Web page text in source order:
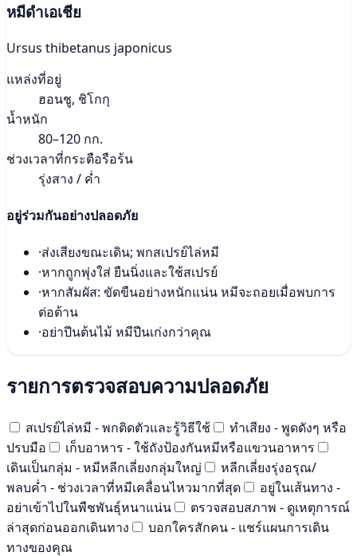
หมีดำเอเชีย
Ursus thibetanus japonicus
แหล่งที่อยู่
ฮอนชู, ชิโกกุ
น้ำหนัก
80–120 กก.
ช่วงเวลาที่กระตือรือร้น
รุ่งสาง / ค่ำ
อยู่ร่วมกันอย่างปลอดภัย
·ส่งเสียงขณะเดิน; พกสเปรย์ไล่หมี
·หากถูกพุ่งใส่ ยืนนิ่งและใช้สเปรย์
·หากสัมผัส: ขัดขืนอย่างหนักแน่น หมีจะถอยเมื่อพบการ
ต่อต้าน
·อย่าปีนต้นไม้ หมีปีนเก่งกว่าคุณ
รายการตรวจสอบความปลอดภัย
สเปรย์ไล่หมี - พกติดตัวและรู้วิธีใช้
ทำเสียง - พูดดังๆ หรือ
ปรบมือ
เก็บอาหาร - ใช้ถังป้องกันหมีหรือแขวนอาหาร
เดินเป็นกลุ่ม - หมีหลีกเลี่ยงกลุ่มใหญ่
หลีกเลี่ยงรุ่งอรุณ/
พลบค่ำ - ช่วงเวลาที่หมีเคลื่อนไหวมากที่สุด
อยู่ในเส้นทาง -
อย่าเข้าไปในพืชพันธุ์หนาแน่น
ตรวจสอบสภาพ - ดูเหตุการณ์
ล่าสุดก่อนออกเดินทาง
บอกใครสักคน - แชร์แผนการเดิน
ทางของคุณ